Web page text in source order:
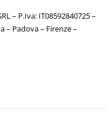
– P.Iva: IT08592840725–
– Padova – Firenze –